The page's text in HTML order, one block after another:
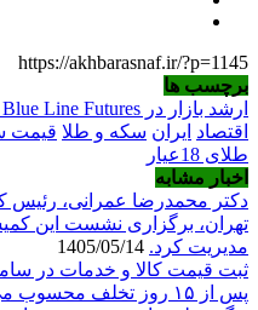
https://akhbarasnaf.ir/?p=1145
برچسب ها
ارشد بازار در Blue Line Futures در شیکاگو
اقتصاد ایران سکه و طلا قیمت
طلای 18عیار
اخبار مشابه
دکتر محمدرضا عمرانی، رئیس
تهران، برگزاری نشست این
مدیریت کرد.
پس از ۱۵ روز تخلف محسوب می‌شود